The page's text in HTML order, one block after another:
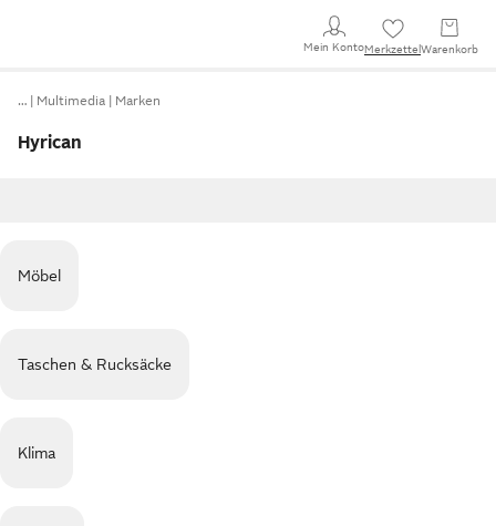
Mein KontoMerkzettel Warenkorb
… Multimedia Marken
Hyrican
Möbel
Taschen & Rucksäcke
Klima